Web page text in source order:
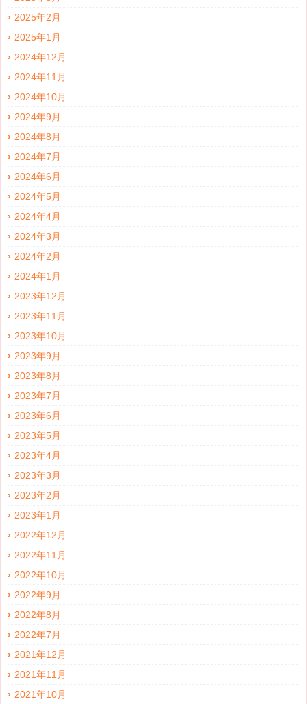
2025年2月
2025年1月
2024年12月
2024年11月
2024年10月
2024年9月
2024年8月
2024年7月
2024年6月
2024年5月
2024年4月
2024年3月
2024年2月
2024年1月
2023年12月
2023年11月
2023年10月
2023年9月
2023年8月
2023年7月
2023年6月
2023年5月
2023年4月
2023年3月
2023年2月
2023年1月
2022年12月
2022年11月
2022年10月
2022年9月
2022年8月
2022年7月
2021年12月
2021年11月
2021年10月